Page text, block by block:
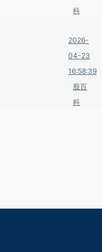
科
2026-
04-23
16:58:39
股百
科